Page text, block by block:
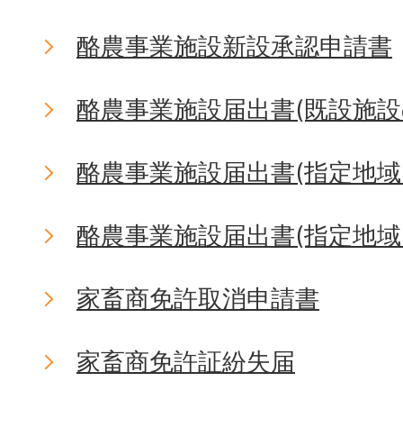
酪農事業施設新設承認申請書
酪農事業施設届出書(既設施
酪農事業施設届出書(指定地
酪農事業施設届出書(指定地
家畜商免許取消申請書
家畜商免許証紛失届